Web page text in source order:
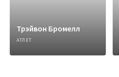
Трэйвон Бромелл
АТЛЕТ